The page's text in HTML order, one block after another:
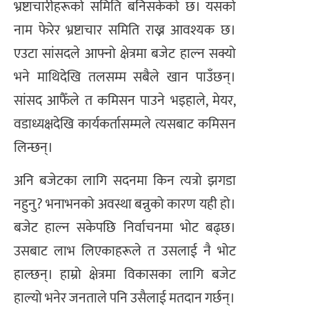
भ्रष्टाचारीहरूको समिति बनिसकेको छ। यसको
नाम फेरेर भ्रष्टाचार समिति राख्न आवश्यक छ।
एउटा सांसदले आफ्नो क्षेत्रमा बजेट हाल्न सक्यो
भने माथिदेखि तलसम्म सबैले खान पाउँछन्।
सांसद आफैँले त कमिसन पाउने भइहाले, मेयर,
वडाध्यक्षदेखि कार्यकर्तासम्मले त्यसबाट कमिसन
लिन्छन्।
अनि बजेटका लागि सदनमा किन त्यत्रो झगडा
नहुनु? भनाभनको अवस्था बन्नुको कारण यही हो।
बजेट हाल्न सकेपछि निर्वाचनमा भोट बढ्छ।
उसबाट लाभ लिएकाहरूले त उसलाई नै भोट
हाल्छन्। हाम्रो क्षेत्रमा विकासका लागि बजेट
हाल्यो भनेर जनताले पनि उसैलाई मतदान गर्छन्।